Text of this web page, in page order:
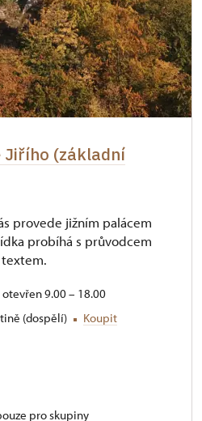
Jiřího (základní
provede jižním palácem
probíhá s průvodcem
9.00 – 18.00
(dospělí)
Koupit
pro skupiny